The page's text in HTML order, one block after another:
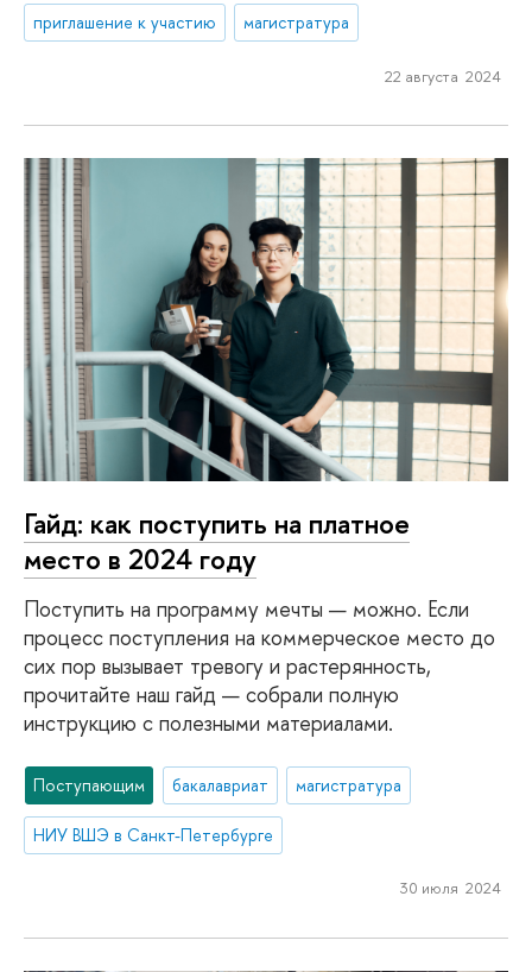
приглашение к участию магистратура
22 августа 2024
Гайд: как поступить на платное
место в 2024 году
Поступить на программу мечты — можно. Если
процесс поступления на коммерческое место до
сих пор вызывает тревогу и растерянность,
прочитайте наш гайд — собрали полную
инструкцию с полезными материалами.
Поступающим бакалавриат магистратура
НИУ ВШЭ в Санкт-Петербурге
30 июля 2024